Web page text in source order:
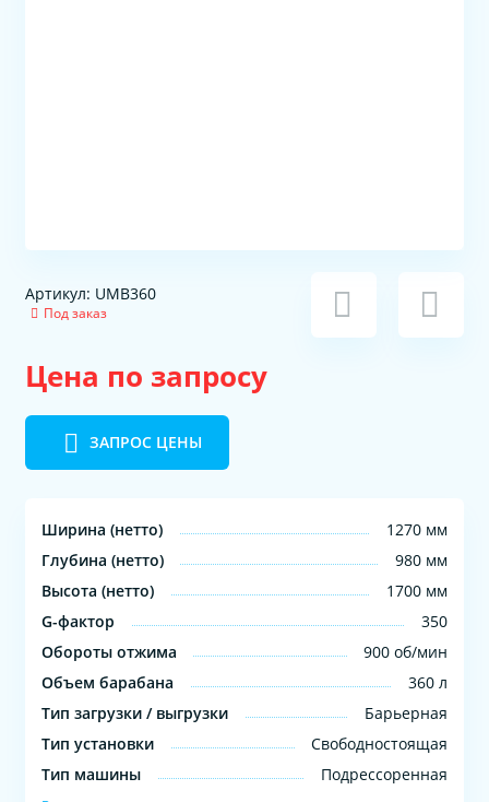
Артикул: UMB360
Под заказ
Цена по запросу
ЗАПРОС ЦЕНЫ
Ширина (нетто)
1270 мм
Глубина (нетто)
980 мм
Высота (нетто)
1700 мм
G-фактор
350
Обороты отжима
900 об/мин
Объем барабана
360 л
Тип загрузки / выгрузки
Барьерная
Тип установки
Свободностоящая
Тип машины
Подрессоренная